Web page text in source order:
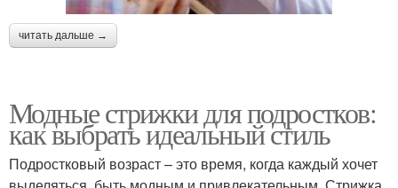
читать дальше →
Модные стрижки для подростков:
как выбрать идеальный стиль
Подростковый возраст – это время, когда каждый хочет